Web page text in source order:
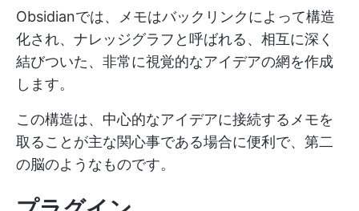
Obsidianでは、メモはバックリンクによって構造
化され、ナレッジグラフと呼ばれる、相互に深く
結びついた、非常に視覚的なアイデアの網を作成
します。
この構造は、中心的なアイデアに接続するメモを
取ることが主な関心事である場合に便利で、第二
の脳のようなものです。